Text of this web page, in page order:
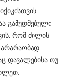
გამუდმებული
რომ ძილის
არარაობად
დავალებისა თუ